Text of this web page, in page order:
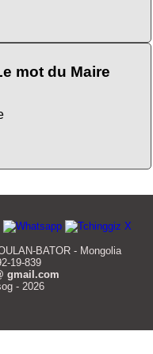
mot du Maire
BATOR - Mongolia
19-839
gmail.com
- 2026